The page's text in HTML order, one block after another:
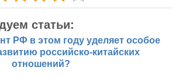
статьи:
РФ в этом году уделяет особое
российско-китайских
отношений?